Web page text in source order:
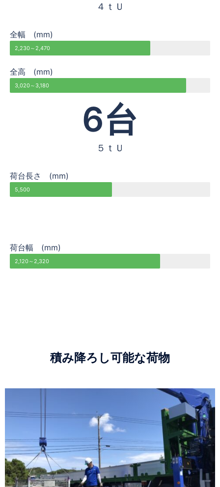
４ｔＵ
全幅 (mm)
2,230～2,470
全高 (mm)
3,020～3,180
５ｔＵ
6台
荷台長さ (mm)
5,500
荷台幅 (mm)
2,120～2,320
積み降ろし可能な荷物